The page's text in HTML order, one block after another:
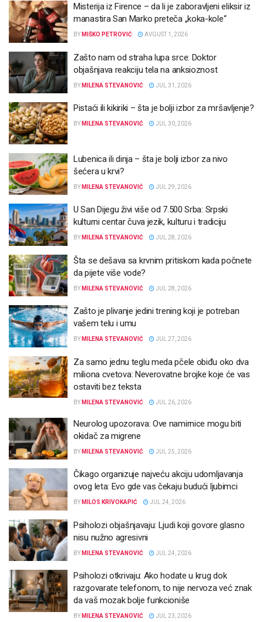
Misterija iz Firence – da li je zaboravljeni eliksir iz
manastira San Marko preteča „koka-kole“
BY MIŠKO PETROVIĆ AVGUST 1, 2026
Zašto nam od straha lupa srce: Doktor
objašnjava reakciju tela na anksioznost
BY MILENA STEVANOVIĆ JUL 31, 2026
Pistaći ili kikiriki – šta je bolji izbor za mršavljenje?
BY MILENA STEVANOVIĆ JUL 30, 2026
Lubenica ili dinja – šta je bolji izbor za nivo
šećera u krvi?
BY MILENA STEVANOVIĆ JUL 29, 2026
U San Dijegu živi više od 7.500 Srba: Srpski
kulturni centar čuva jezik, kulturu i tradiciju
BY MILENA STEVANOVIĆ JUL 28, 2026
Šta se dešava sa krvnim pritiskom kada počnete
da pijete više vode?
BY MILENA STEVANOVIĆ JUL 28, 2026
Zašto je plivanje jedini trening koji je potreban
vašem telu i umu
BY MILENA STEVANOVIĆ JUL 27, 2026
Za samo jednu teglu meda pčele obiđu oko dva
miliona cvetova: Neverovatne brojke koje će vas
ostaviti bez teksta
BY MILENA STEVANOVIĆ JUL 26, 2026
Neurolog upozorava: Ove namirnice mogu biti
okidač za migrene
BY MILENA STEVANOVIĆ JUL 25, 2026
Čikago organizuje najveću akciju udomljavanja
ovog leta: Evo gde vas čekaju budući ljubimci
BY MILOS KRIVOKAPIĆ JUL 24, 2026
Psiholozi objašnjavaju: Ljudi koji govore glasno
nisu nužno agresivni
BY MILENA STEVANOVIĆ JUL 24, 2026
Psiholozi otkrivaju: Ako hodate u krug dok
razgovarate telefonom, to nije nervoza već znak
da vaš mozak bolje funkcioniše
BY MILENA STEVANOVIĆ JUL 23, 2026